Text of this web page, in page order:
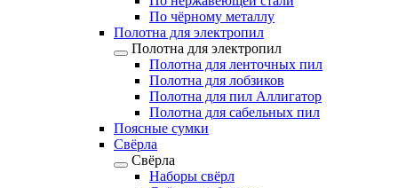
По чёрному металлу
Полотна для электропил
Полотна для электропил
Полотна для ленточных пил
Полотна для лобзиков
Полотна для пил Аллигатор
Полотна для сабельных пил
Поясные сумки
Свёрла
Свёрла
Наборы свёрл